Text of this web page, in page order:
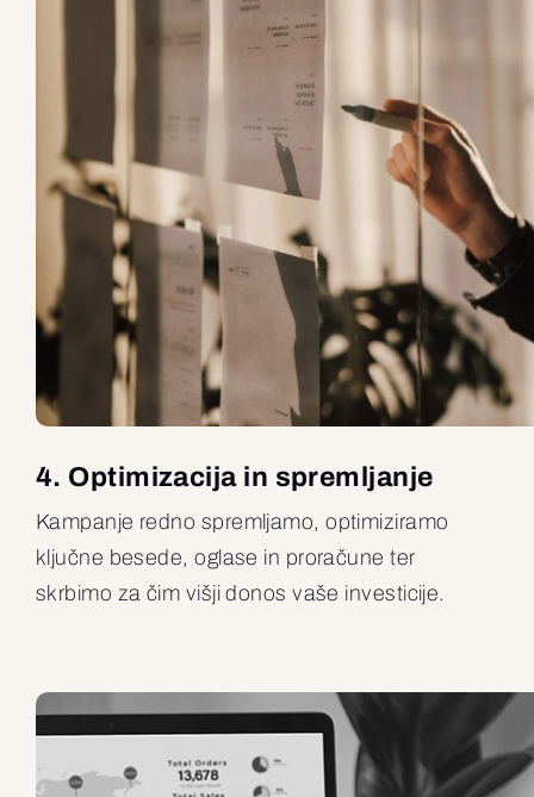
4. Optimizacija in spremljanje
Kampanje redno spremljamo, optimiziramo
ključne besede, oglase in proračune ter
skrbimo za čim višji donos vaše investicije.